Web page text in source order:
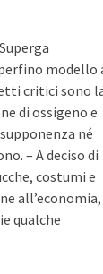
modello
critici sono
di ossigeno e
né
– A deciso di
costumi e
all’economia,
qualche